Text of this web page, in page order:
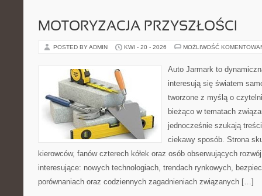
MOTORYZACJA PRZYSZŁOŚCI
POSTED BY ADMIN KWI - 20 - 2026 MOŻLIWOŚĆ
Auto Jarmark to
interesują się światem
tworzone z myślą o
bieżąco w tematach
jednocześnie szukają
ciekawy sposób. Strona
kierowców, fanów czterech kółek oraz osób obserwujących
interesujące: nowych technologiach, trendach rynkowych,
porównaniach oraz codziennych zagadnieniach związanych […]